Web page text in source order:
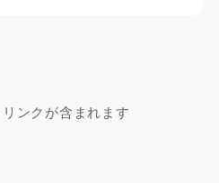
ンクが含まれます